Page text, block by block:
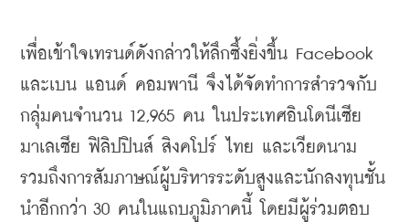
เพื่อเข้าใจเทรนด์ดังกล่าวให้ลึกซึ้งยิ่งขึ้น
Facebook
และเบน แอนด์ คอมพานี จึงได้จัดทำการสำรวจกับ
กลุ่มคนจำนวน 12,965 คน
ในประเทศอินโดนีเซีย
มาเลเซีย ฟิลิปปินส์ สิงคโปร์ ไทย และเวียดนาม
รวมถึงการสัมภาษณ์ผู้บริหารระดับสูงและนักลงทุนชั้น
นำอีกกว่า 30 คนในแถบภูมิภาคนี้ โดยมีผู้ร่วมตอบ